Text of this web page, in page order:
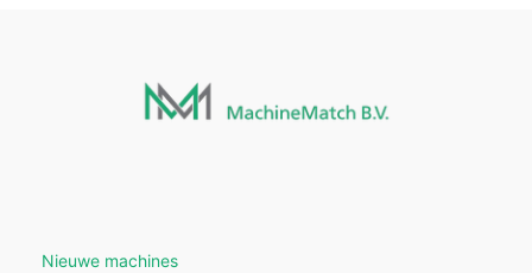
Nieuwe machines